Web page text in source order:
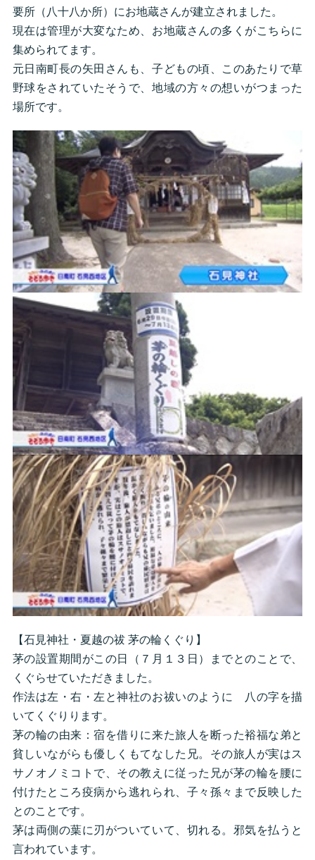
要所（八十八か所）にお地蔵さんが建立されました。
現在は管理が大変なため、お地蔵さんの多くがこちらに
集められてます。
元日南町長の矢田さんも、子どもの頃、このあたりで草
野球をされていたそうで、地域の方々の想いがつまった
場所です。
【石見神社・夏越の祓 茅の輪くぐり】
茅の設置期間がこの日（７月１３日）までとのことで、
くぐらせていただきました。
作法は左・右・左と神社のお祓いのように 八の字を描
いてくぐりります。
茅の輪の由来：宿を借りに来た旅人を断った裕福な弟と
貧しいながらも優しくもてなした兄。その旅人が実はス
サノオノミコトで、その教えに従った兄が茅の輪を腰に
付けたところ疫病から逃れられ、子々孫々まで反映した
とのことです。
茅は両側の葉に刃がついていて、切れる。邪気を払うと
言われています。